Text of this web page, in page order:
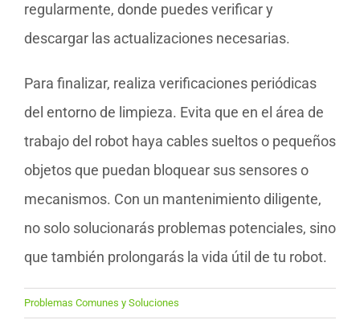
regularmente, donde puedes verificar y
descargar las actualizaciones necesarias.
Para finalizar, realiza verificaciones periódicas
del entorno de limpieza. Evita que en el área de
trabajo del robot haya cables sueltos o pequeños
objetos que puedan bloquear sus sensores o
mecanismos. Con un mantenimiento diligente,
no solo solucionarás problemas potenciales, sino
que también prolongarás la vida útil de tu robot.
Problemas Comunes y Soluciones